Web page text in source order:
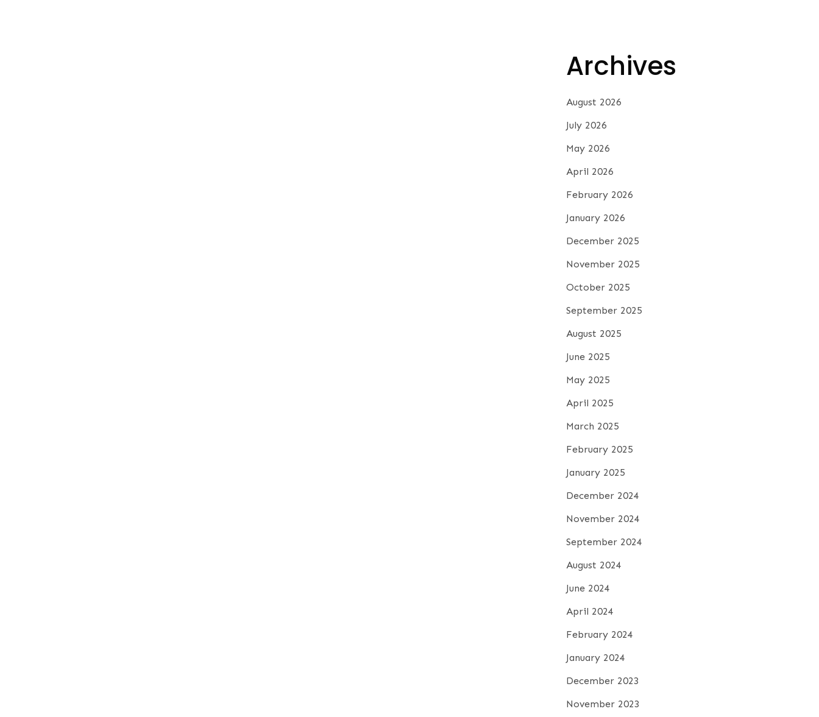
Archives
August 2026
July 2026
May 2026
April 2026
February 2026
January 2026
December 2025
November 2025
October 2025
September 2025
August 2025
June 2025
May 2025
April 2025
March 2025
February 2025
January 2025
December 2024
November 2024
September 2024
August 2024
June 2024
April 2024
February 2024
January 2024
December 2023
November 2023